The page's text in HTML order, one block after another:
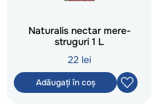
Naturalis nectar mere-
struguri 1 L
22 lei
Adăugați în coș